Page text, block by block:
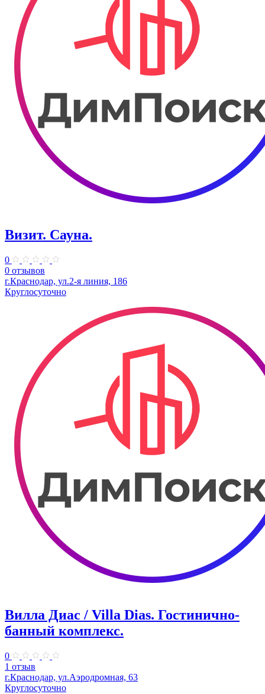
Визит. Сауна.
0
0 отзывов
г.Краснодар, ул.2-я линия, 186
Круглосуточно
Вилла Диас / Villa Dias. Гостинично-
банный комплекс.
0
1 отзыв
г.Краснодар, ул.Аэродромная, 63
Круглосуточно